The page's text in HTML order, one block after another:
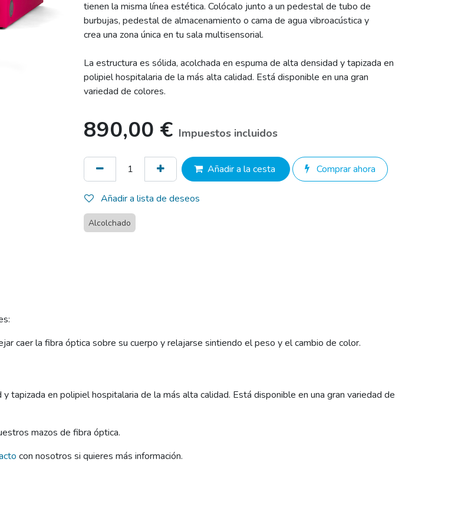
tienen la misma línea estética. Colócalo junto a un pedestal de tubo de
burbujas, pedestal de almacenamiento o cama de agua vibroacústica y
crea una zona única en tu sala multisensorial.
La estructura es sólida, acolchada en espuma de alta densidad y tapizada en
polipiel hospitalaria de la más alta calidad. Está disponible en una gran
variedad de colores.
890,00 € Impuestos incluidos
Añadir a la cesta Comprar ahora
Añadir a lista de deseos
Alcolchado
caer la fibra óptica sobre su cuerpo y relajarse sintiendo el peso y el cambio de color.
tapizada en polipiel hospitalaria de la más alta calidad. Está disponible en una gran variedad de
mazos de fibra óptica.
con nosotros si quieres más información.